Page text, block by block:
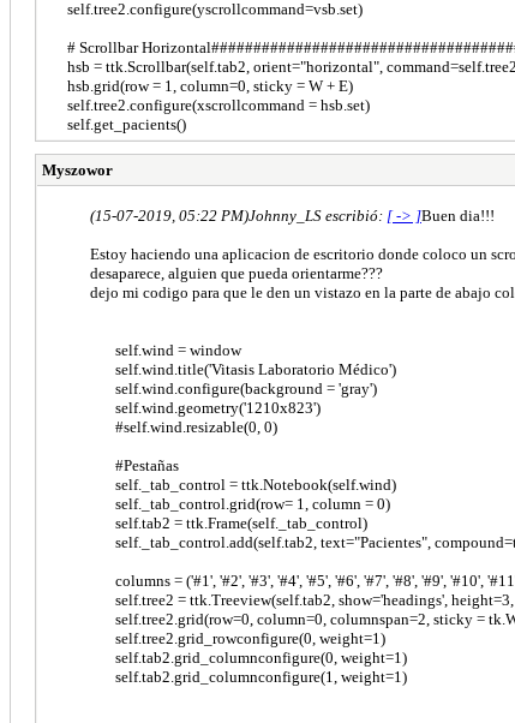
self.tree2.configure(yscrollcommand=vsb.set)
# Scrollbar
hsb = ttk.Scrollbar(self.tab2, orient="horizontal",
hsb.grid(row = 1, column=0, sticky = W + E)
self.tree2.configure(xscrollcommand = hsb.set)
self.get_pacients()
Myszowor
(15-07-2019, 05:22 PM)Johnny_LS escribió: [ -> ]Buen dia!!!
Estoy haciendo una aplicacion de escritorio donde coloco un
desaparece, alguien que pueda orientarme???
dejo mi codigo para que le den un vistazo en la parte de abajo
self.wind = window
self.wind.title('Vitasis Laboratorio Médico')
self.wind.configure(background = 'gray')
self.wind.geometry('1210x823')
#self.wind.resizable(0, 0)
#Pestañas
self._tab_control = ttk.Notebook(self.wind)
self._tab_control.grid(row= 1, column = 0)
self.tab2 = ttk.Frame(self._tab_control)
self._tab_control.add(self.tab2, text="Pacientes",
columns = ('#1', '#2', '#3', '#4', '#5', '#6', '#7', '#8', '#9', '#10',
self.tree2 = ttk.Treeview(self.tab2, show='headings',
self.tree2.grid(row=0, column=0, columnspan=2, sticky =
self.tree2.grid_rowconfigure(0, weight=1)
self.tab2.grid_columnconfigure(0, weight=1)
self.tab2.grid_columnconfigure(1, weight=1)